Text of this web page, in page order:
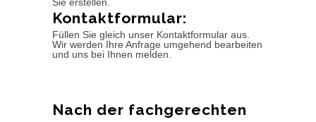
Kontaktformular:
Füllen Sie gleich unser Kontaktformular aus.
Wir werden Ihre Anfrage umgehend bearbeiten
und uns bei Ihnen melden.
Nach der fachgerechten